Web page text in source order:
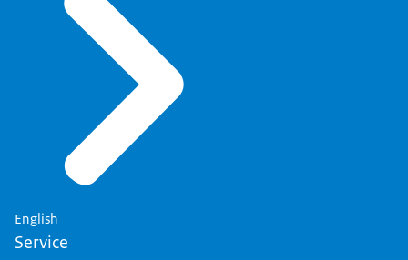
English
Service